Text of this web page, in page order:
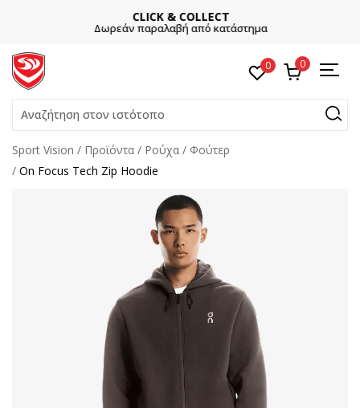
CLICK & COLLECT
Δωρεάν παραλαβή από κατάστημα
0 0
Αναζήτηση στον ιστότοπο
Sport Vision Προϊόντα Ρούχα
Φούτερ
On Focus Tech Zip Hoodie